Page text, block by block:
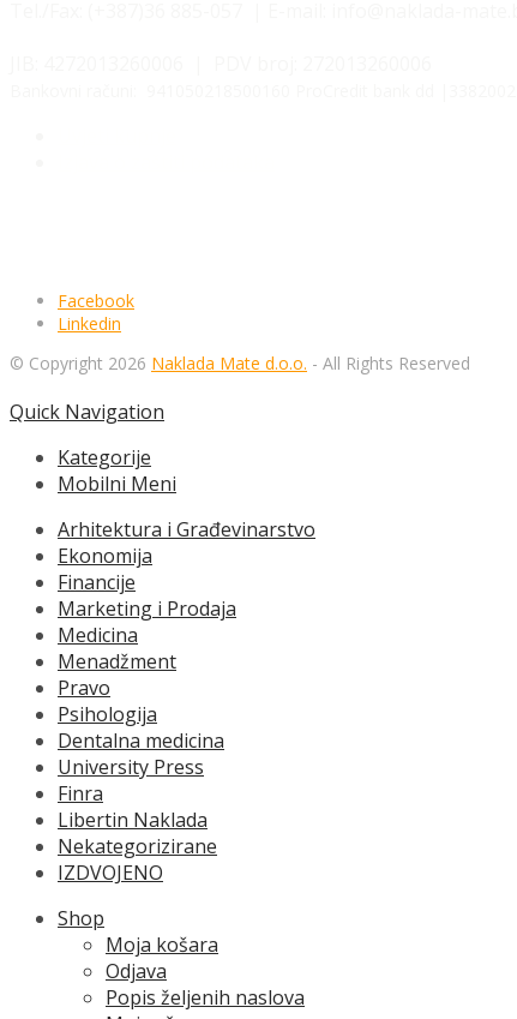
Facebook
Linkedin
© Copyright 2026 Naklada Mate d.o.o. - All Rights Reserved
Quick Navigation
Kategorije
Mobilni Meni
Arhitektura i Građevinarstvo
Ekonomija
Financije
Marketing i Prodaja
Medicina
Menadžment
Pravo
Psihologija
Dentalna medicina
University Press
Finra
Libertin Naklada
Nekategorizirane
IZDVOJENO
Shop
Moja košara
Odjava
Popis željenih naslova